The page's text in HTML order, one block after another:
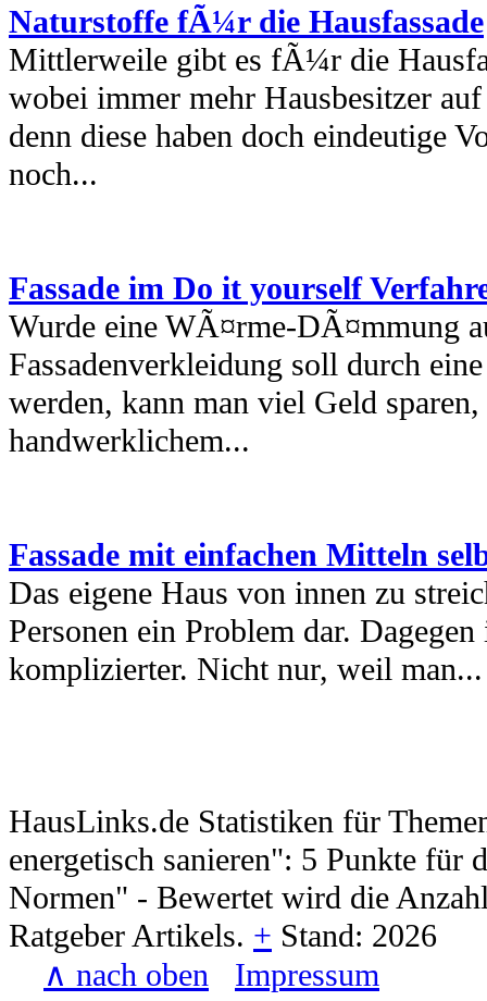
Naturstoffe fÃ¼r die Hausfassade
Mittlerweile gibt es fÃ¼r die
wobei immer mehr Hausbesitzer
denn diese haben doch eindeutige
noch...
Fassade im Do it yourself
Wurde eine WÃ¤rme-DÃ¤mmung
Fassadenverkleidung soll durch
werden, kann man viel Geld
handwerklichem...
Fassade mit einfachen Mitteln
Das eigene Haus von innen zu
Personen ein Problem dar.
komplizierter. Nicht nur, weil man...
HausLinks.de Statistiken für
energetisch sanieren": 5 Punkte für
Normen" - Bewertet wird die
Ratgeber Artikels. + Stand: 2026
∧ nach oben
Impressum